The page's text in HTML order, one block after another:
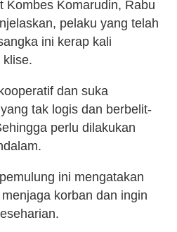
Kombes Komarudin, Rabu
pelaku yang telah
ini kerap kali
klise.
dan suka
tak logis dan berbelit-
perlu dilakukan
ini mengatakan
korban dan ingin